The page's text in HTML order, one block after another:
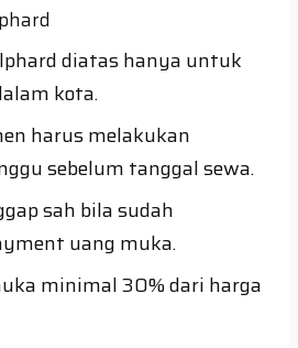
diatas hanya untuk
kota.
harus melakukan
sebelum tanggal sewa.
sah bila sudah
uang muka.
minimal 30% dari harga